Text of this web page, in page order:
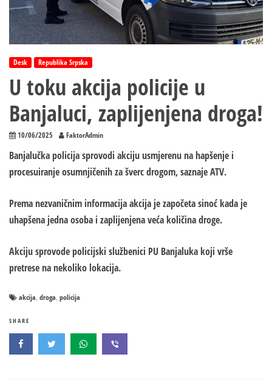
Desk Republika Srpska
U toku akcija policije u
Banjaluci, zaplijenjena droga!
10/06/2025 FaktorAdmin
Banjalučka policija sprovodi akciju usmjerenu na hapšenje i
procesuiranje osumnjičenih za šverc drogom, saznaje ATV.
Prema nezvaničnim informacija akcija je započeta sinoć kada je
uhapšena jedna osoba i zaplijenjena veća količina droge.
Akciju sprovode policijski službenici PU Banjaluka koji vrše
pretrese na nekoliko lokacija.
akcija, droga, policija
SHARE